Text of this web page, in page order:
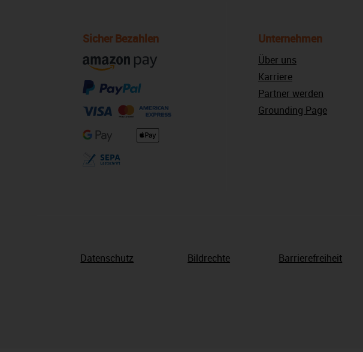
Sicher Bezahlen Unternehmen
Über uns
Karriere
Partner werden
Grounding Page
Datenschutz Bildrechte Barrierefreiheit